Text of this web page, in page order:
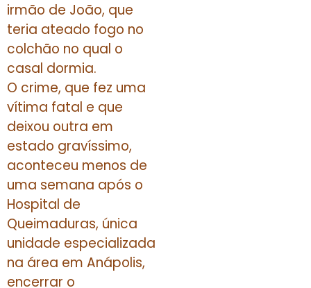
irmão de João, que
teria ateado fogo no
colchão no qual o
casal dormia.
O crime, que fez uma
vítima fatal e que
deixou outra em
estado gravíssimo,
aconteceu menos de
uma semana após o
Hospital de
Queimaduras, única
unidade especializada
na área em Anápolis,
encerrar o